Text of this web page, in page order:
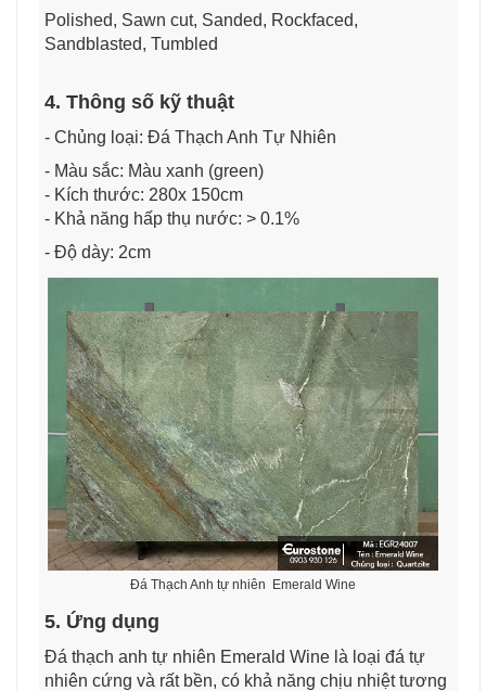
Polished, Sawn cut, Sanded, Rockfaced,
Sandblasted, Tumbled
4. Thông số kỹ thuật
- Chủng loại: Đá Thạch Anh Tự Nhiên
- Màu sắc: Màu xanh (green)
- Kích thước: 280x 150cm
- Khả năng hấp thụ nước: > 0.1%
- Độ dày: 2cm
Đá Thạch Anh tự nhiên Emerald Wine
5. Ứng dụng
Đá thạch anh tự nhiên Emerald Wine là loại đá tự
nhiên cứng và rất bền, có khả năng chịu nhiệt tương